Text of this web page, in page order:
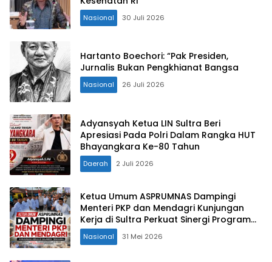
Nasional 30 Juli 2026
Hartanto Boechori: “Pak Presiden,
Jurnalis Bukan Pengkhianat Bangsa
Nasional 26 Juli 2026
Adyansyah Ketua LIN Sultra Beri
Apresiasi Pada Polri Dalam Rangka HUT
Bhayangkara Ke-80 Tahun
Daerah 2 Juli 2026
Ketua Umum ASPRUMNAS Dampingi
Menteri PKP dan Mendagri Kunjungan
Kerja di Sultra Perkuat Sinergi Program
Rumah Layak Huni dan Konsolidasi
Organisasi
Nasional 31 Mei 2026